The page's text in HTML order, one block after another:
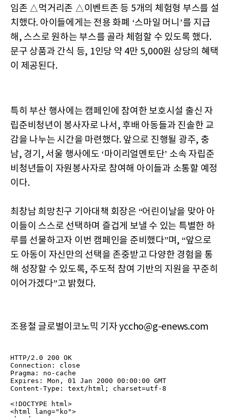
임존 △먹거리존 △이벤트존 등 5개의 체험형 부스를 설
치했다. 아이들에게는 전용 화폐 ‘스마일 머니’를 지급
해, 스스로 원하는 부스를 골라 체험할 수 있도록 했다.
문구 상품과 간식 등, 1인당 약 4만 5,000원 상당의 혜택
이 제공된다.
특히 부산 행사에는 캠페인에 참여한 보호시설 출신 자
립준비청년이 봉사자로 나서, 후배 아동들과 진솔한 교
감을 나누는 시간을 마련했다. 앞으로 진행될 광주, 충
남, 경기, 서울 행사에도 ‘마이리얼멘토단’ 소속 자립준
비청년들이 자원봉사자로 참여해 아이들과 소통할 예정
이다.
최창남 희망친구 기아대책 회장은 “어린이날을 맞아 아
이들이 스스로 선택하며 즐겁게 보낼 수 있는 특별한 하
루를 선물하고자 이번 캠페인을 준비했다”며, “앞으로
도 아동이 자신만의 선택을 존중받고 다양한 경험을 통
해 성장할 수 있도록, 주도적 참여 기반의 지원을 꾸준히
이어가겠다”고 밝혔다.
조용철 글로벌이코노믹 기자 yccho@g-enews.com